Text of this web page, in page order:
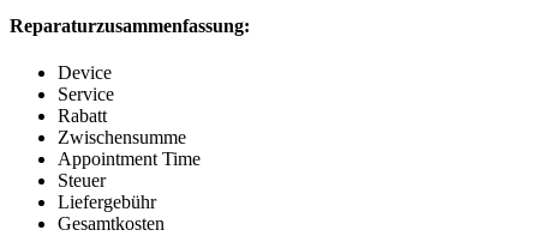
Reparaturzusammenfassung:
Device
Service
Rabatt
Zwischensumme
Appointment Time
Steuer
Liefergebühr
Gesamtkosten